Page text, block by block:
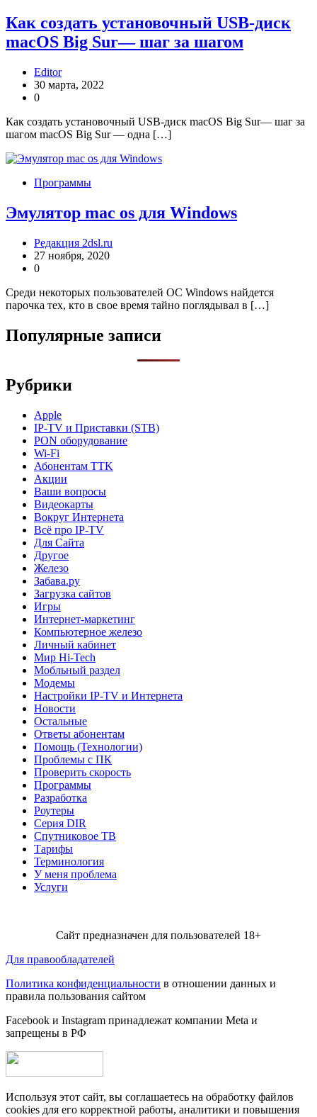
Как создать установочный USB-диск
macOS Big Sur— шаг за шагом
Editor
30 марта, 2022
0
Как создать установочный USB-диск macOS Big Sur— шаг за
шагом macOS Big Sur — одна […]
Программы
Эмулятор mac os для Windows
Редакция 2dsl.ru
27 ноября, 2020
0
Среди некоторых пользователей ОС Windows найдется
парочка тех, кто в свое время тайно поглядывал в […]
Популярные записи
Рубрики
Apple
IP-TV и Приставки (STB)
PON оборудование
Wi-Fi
Абонентам TTK
Акции
Ваши вопросы
Видеокарты
Вокруг Интернета
Всё про IP-TV
Для Сайта
Другое
Железо
Забава.ру
Загрузка сайтов
Игры
Интернет-маркетинг
Компьютерное железо
Личный кабинет
Мир Hi-Tech
Мобльный раздел
Модемы
Настройки IP-TV и Интернета
Новости
Остальные
Ответы абонентам
Помощь (Технологии)
Проблемы с ПК
Проверить скорость
Программы
Разработка
Роутеры
Серия DIR
Спутниковое ТВ
Тарифы
Терминология
У меня проблема
Услуги
Сайт предназначен для пользователей 18+
Для правообладателей
Политика конфиденциальности в отношении данных и
правила пользования сайтом
Facebook и Instagram принадлежат компании Metа и
запрещены в РФ
Используя этот сайт, вы соглашаетесь на обработку файлов
cookies для его корректной работы, аналитики и повышения